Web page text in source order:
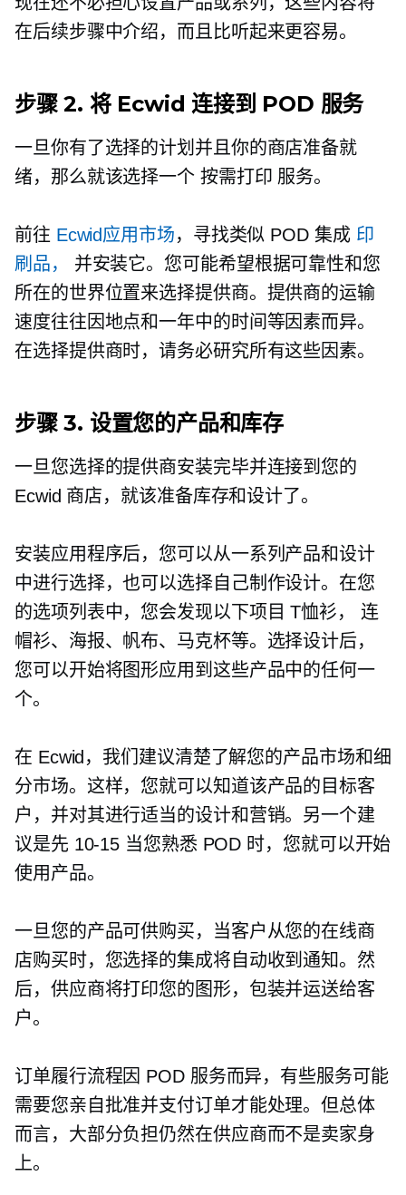
在后续步骤中介绍，而且比听起来更容易。
步骤 2. 将 Ecwid 连接到 POD 服务
一旦你有了选择的计划并且你的商店准备就
绪，那么就该选择一个 按需打印 服务。
前往 Ecwid应用市场，寻找类似 POD 集成印
刷品，
并安装它。您可能希望根据可靠性和您
所在的世界位置来选择提供商。提供商的运输
速度往往因地点和一年中的时间等因素而异。
在选择提供商时，请务必研究所有这些因素。
步骤 3. 设置您的产品和库存
一旦您选择的提供商安装完毕并连接到您的
Ecwid 商店，就该准备库存和设计了。
安装应用程序后，您可以从一系列产品和设计
中进行选择，也可以选择自己制作设计。在您
的选项列表中，您会发现以下项目T恤衫，
连
帽衫、海报、帆布、马克杯等。选择设计后，
您可以开始将图形应用到这些产品中的任何一
个。
在 Ecwid，我们建议清楚了解您的产品市场和细
分市场。这样，您就可以知道该产品的目标客
户，并对其进行适当的设计和营销。另一个建
议是先 10-15 当您熟悉 POD 时，您就可以开始
使用产品。
一旦您的产品可供购买，当客户从您的在线商
店购买时，您选择的集成将自动收到通知。然
后，供应商将打印您的图形，包装并运送给客
户。
订单履行流程因 POD 服务而异，有些服务可能
需要您亲自批准并支付订单才能处理。但总体
而言，大部分负担仍然在供应商而不是卖家身
上。